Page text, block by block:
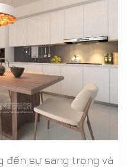
đến sự sang trọng và